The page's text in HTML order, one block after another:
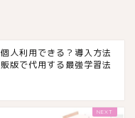
人利用できる？導入方法
版で代用する最強学習法